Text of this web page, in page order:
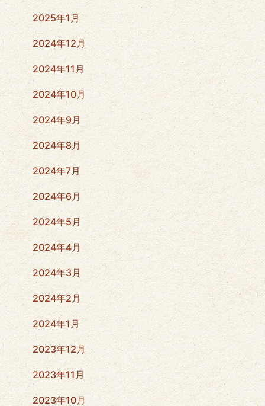
2025年1月
2024年12月
2024年11月
2024年10月
2024年9月
2024年8月
2024年7月
2024年6月
2024年5月
2024年4月
2024年3月
2024年2月
2024年1月
2023年12月
2023年11月
2023年10月